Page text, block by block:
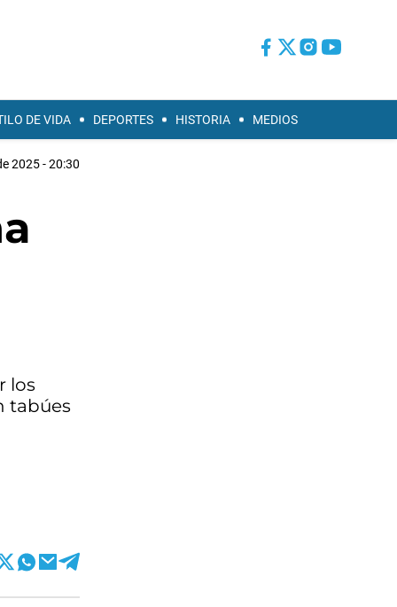
DE VIDA DEPORTES HISTORIA MEDIOS
2025 - 20:30
los
tabúes